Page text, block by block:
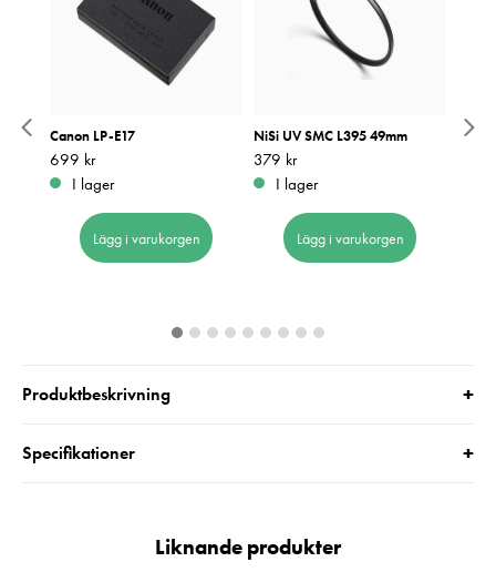
Canon LP-E17
Pris: 699 kr
699 kr
I lager
Lägg i varukorgen
NiSi UV SMC L395 49mm
Pris: 379 kr
379 kr
I lager
Lägg i varukorgen
NiSi
Produktbeskrivning +
Specifikationer +
Liknande produkter